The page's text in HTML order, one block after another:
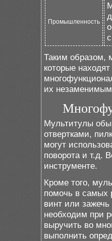
Промышленность
Таким образом,
которые
их
Мультитулы
отвертками,
могут
поворота и т.д.
инструменте.
Кроме того,
помочь в самых
винт или
необходим при
выручить во
выполнить